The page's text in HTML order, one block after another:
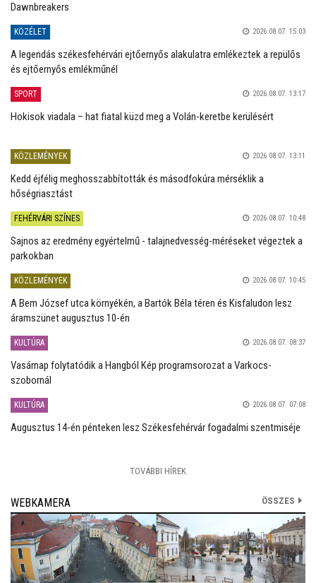
Dawnbreakers
KÖZÉLET 2026.08.07. 15:03
A legendás székesfehérvári ejtőernyős alakulatra emlékeztek a repülős
és ejtőernyős emlékműnél
SPORT 2026.08.07. 13:17
Hokisok viadala – hat fiatal küzd meg a Volán-keretbe kerülésért
KÖZLEMÉNYEK 2026.08.07. 13:11
Kedd éjfélig meghosszabbították és másodfokúra mérséklik a
hőségriasztást
FEHÉRVÁRI SZÍNES 2026.08.07. 10:48
Sajnos az eredmény egyértelmű - talajnedvesség-méréseket végeztek a
parkokban
KÖZLEMÉNYEK 2026.08.07. 10:45
A Bem József utca környékén, a Bartók Béla téren és Kisfaludon lesz
áramszünet augusztus 10-én
KULTÚRA 2026.08.07. 08:37
Vasárnap folytatódik a Hangból Kép programsorozat a Varkocs-
szobornál
KULTÚRA 2026.08.07. 07:08
Augusztus 14-én pénteken lesz Székesfehérvár fogadalmi szentmiséje
TOVÁBBI HÍREK
WEBKAMERA ÖSSZES